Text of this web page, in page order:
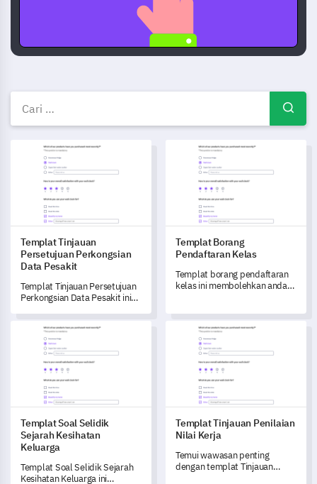
Templat tinjauan percuma —
Templat Tinjauan Persetujuan Perkongsian Data Pesakit
Templat Tinjauan
Persetujuan Perkongsian
Data Pesakit
Templat Tinjauan Persetujuan
Perkongsian Data Pesakit ini
pandangan pesakit tentang
privasi data dan perkongsian.
Templat Borang Pendaftaran
Templat Borang
Pendaftaran Kelas
Templat borang pendaftaran
kelas ini membolehkan anda
utama mereka ketika memilih
kursus.
Templat Soal Selidik Sejarah Kesihatan Keluarga
Templat Soal Selidik
Sejarah Kesihatan
Keluarga
Templat Soal Selidik Sejarah
Kesihatan Keluarga ini
Templat Tinjauan Penilaian
Templat Tinjauan Penilaian
Nilai Kerja
Temui wawasan penting
dengan templat Tinjauan